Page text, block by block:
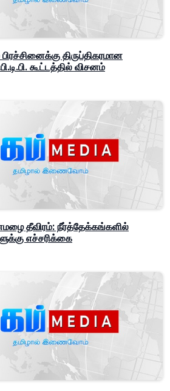
திருப்திகரமான
கூட்டத்தில் விசனம்
தீவிரம்: நீர்த்தேக்கங்களில்
எச்சரிக்கை